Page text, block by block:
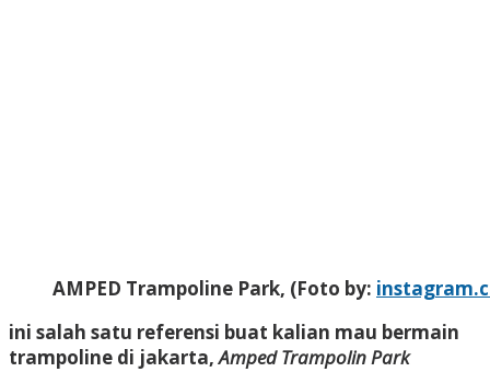
AMPED Trampoline Park, (Foto by:
ini salah satu referensi buat kalian mau bermain
trampoline di jakarta,Amped Trampolin Park